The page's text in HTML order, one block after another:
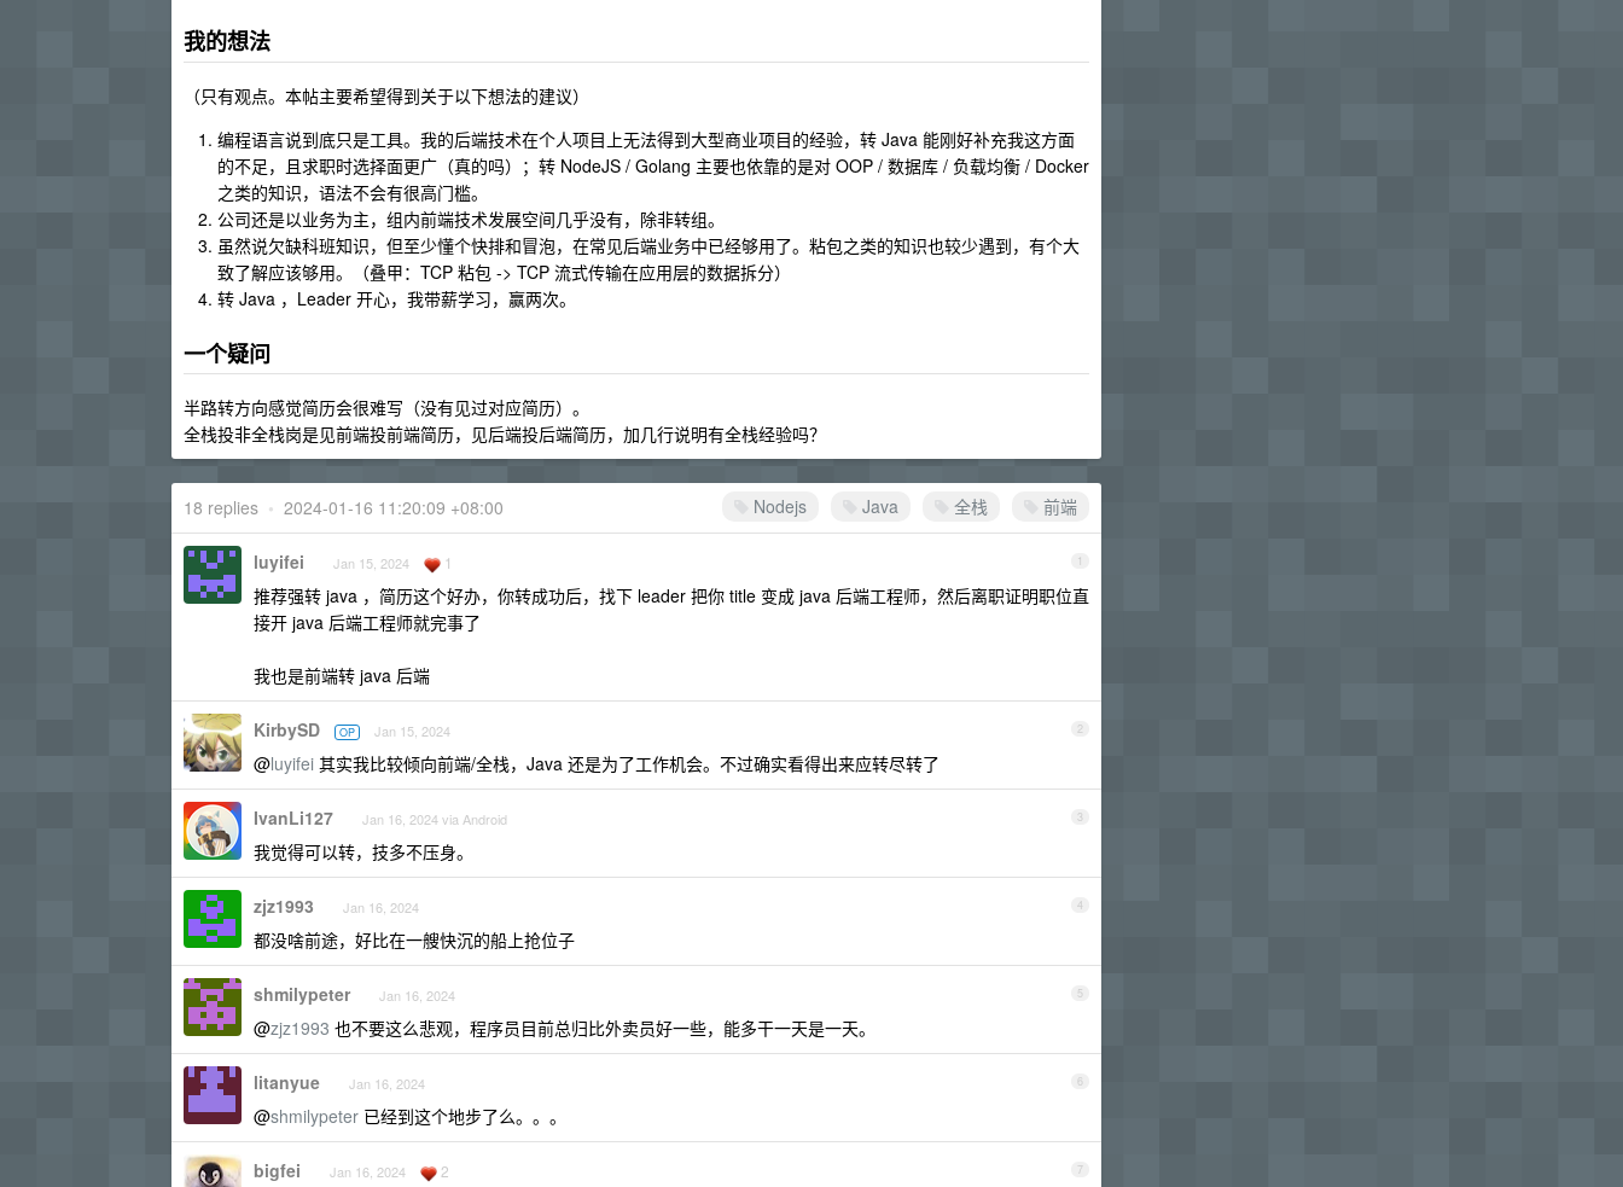
我的想法
（只有观点。本帖主要希望得到关于以下想法的建议）
编程语言说到底只是工具。我的后端技术在个人项目上无法得到大型商业项目的经验，转 Java 能刚好补充我这方面
的不足，且求职时选择面更广（真的吗）；转 NodeJS / Golang 主要也依靠的是对 OOP / 数据库 / 负载均衡 / Docker
之类的知识，语法不会有很高门槛。
公司还是以业务为主，组内前端技术发展空间几乎没有，除非转组。
虽然说欠缺科班知识，但至少懂个快排和冒泡，在常见后端业务中已经够用了。粘包之类的知识也较少遇到，有个大
致了解应该够用。（叠甲：TCP 粘包 -> TCP 流式传输在应用层的数据拆分）
转 Java ，Leader 开心，我带薪学习，赢两次。
一个疑问
半路转方向感觉简历会很难写（没有见过对应简历）。
全栈投非全栈岗是见前端投前端简历，见后端投后端简历，加几行说明有全栈经验吗？
Nodejs Java 全栈 前端
18 replies • 2024-01-16 11:20:09 +08:00
1
luyifei Jan 15, 2024 1
推荐强转 java ，简历这个好办，你转成功后，找下 leader 把你 title 变成 java 后端工程师，然后离职证明职位直
接开 java 后端工程师就完事了
我也是前端转 java 后端
2
KirbySD OP Jan 15, 2024
@luyifei 其实我比较倾向前端/全栈，Java 还是为了工作机会。不过确实看得出来应转尽转了
3
IvanLi127 Jan 16, 2024 via Android
我觉得可以转，技多不压身。
4
zjz1993 Jan 16, 2024
都没啥前途，好比在一艘快沉的船上抢位子
5
shmilypeter Jan 16, 2024
@zjz1993 也不要这么悲观，程序员目前总归比外卖员好一些，能多干一天是一天。
6
litanyue Jan 16, 2024
@shmilypeter 已经到这个地步了么。。。
7
bigfei Jan 16, 2024 2